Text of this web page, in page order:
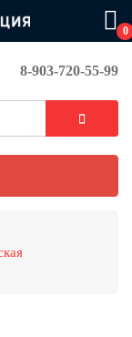
0
8-903-720-55-99